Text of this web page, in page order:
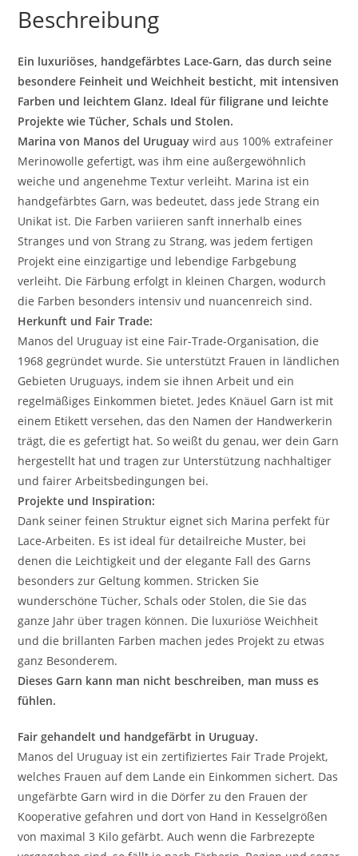
Beschreibung
Ein luxuriöses, handgefärbtes Lace-Garn, das durch seine
besondere Feinheit und Weichheit besticht, mit intensiven
Farben und leichtem Glanz. Ideal für filigrane und leichte
Projekte wie Tücher, Schals und Stolen.
Marina von Manos del Uruguay wird aus 100% extrafeiner
Merinowolle gefertigt, was ihm eine außergewöhnlich
weiche und angenehme Textur verleiht. Marina ist ein
handgefärbtes Garn, was bedeutet, dass jede Strang ein
Unikat ist. Die Farben variieren sanft innerhalb eines
Stranges und von Strang zu Strang, was jedem fertigen
Projekt eine einzigartige und lebendige Farbgebung
verleiht. Die Färbung erfolgt in kleinen Chargen, wodurch
die Farben besonders intensiv und nuancenreich sind.
Herkunft und Fair Trade:
Manos del Uruguay ist eine Fair-Trade-Organisation, die
1968 gegründet wurde. Sie unterstützt Frauen in ländlichen
Gebieten Uruguays, indem sie ihnen Arbeit und ein
regelmäßiges Einkommen bietet. Jedes Knäuel Garn ist mit
einem Etikett versehen, das den Namen der Handwerkerin
trägt, die es gefertigt hat. So weißt du genau, wer dein Garn
hergestellt hat und tragen zur Unterstützung nachhaltiger
und fairer Arbeitsbedingungen bei.
Projekte und Inspiration:
Dank seiner feinen Struktur eignet sich Marina perfekt für
Lace-Arbeiten. Es ist ideal für detailreiche Muster, bei
denen die Leichtigkeit und der elegante Fall des Garns
besonders zur Geltung kommen. Stricken Sie
wunderschöne Tücher, Schals oder Stolen, die Sie das
ganze Jahr über tragen können. Die luxuriöse Weichheit
und die brillanten Farben machen jedes Projekt zu etwas
ganz Besonderem.
Dieses Garn kann man nicht beschreiben, man muss es
fühlen.
Fair gehandelt und handgefärbt in Uruguay.
Manos del Uruguay ist ein zertifiziertes Fair Trade Projekt,
welches Frauen auf dem Lande ein Einkommen sichert. Das
ungefärbte Garn wird in die Dörfer zu den Frauen der
Kooperative gefahren und dort von Hand in Kesselgrößen
von maximal 3 Kilo gefärbt. Auch wenn die Farbrezepte